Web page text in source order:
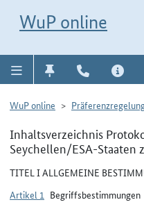
WuP online
WuP online
Inhaltsverzeichnis
Seychellen/ESA-Staaten
TITEL I ALLGEMEINE
Artikel 1 Begriffsbestimmungen